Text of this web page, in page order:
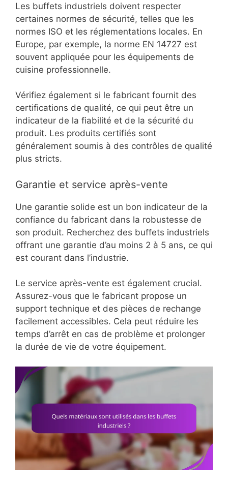
Les buffets industriels doivent respecter
certaines normes de sécurité, telles que les
normes ISO et les réglementations locales. En
Europe, par exemple, la norme EN 14727 est
souvent appliquée pour les équipements de
cuisine professionnelle.
Vérifiez également si le fabricant fournit des
certifications de qualité, ce qui peut être un
indicateur de la fiabilité et de la sécurité du
produit. Les produits certifiés sont
généralement soumis à des contrôles de qualité
plus stricts.
Garantie et service après-vente
Une garantie solide est un bon indicateur de la
confiance du fabricant dans la robustesse de
son produit. Recherchez des buffets industriels
offrant une garantie d’au moins 2 à 5 ans, ce qui
est courant dans l’industrie.
Le service après-vente est également crucial.
Assurez-vous que le fabricant propose un
support technique et des pièces de rechange
facilement accessibles. Cela peut réduire les
temps d’arrêt en cas de problème et prolonger
la durée de vie de votre équipement.